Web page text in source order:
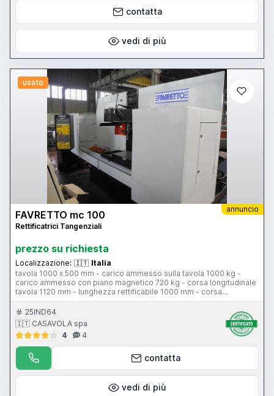
contatta
vedi di più
usato
annuncio
FAVRETTO mc 100
Rettificatrici Tangenziali
prezzo su richiesta
Localizzazione: 🇮🇹 Italia
tavola 1000 x 500 mm - carico ammesso sulla tavola 1000 kg -
carico ammesso con piano magnetico 720 kg - corsa longitudinale
tavola 1120 mm - lunghezza rettificabile 1000 mm - corsa
trasversale testa 635 mm - larghezza rettificabile 700 mm - corsa
verticale testa 725 mm - altezza rettificabile 650 mm - motore mola
11 Hp - piano magnetico 1000 x 500 mm - CN Favretto
25IND64
🇮🇹 CASAVOLA spa
4
4
contatta
vedi di più